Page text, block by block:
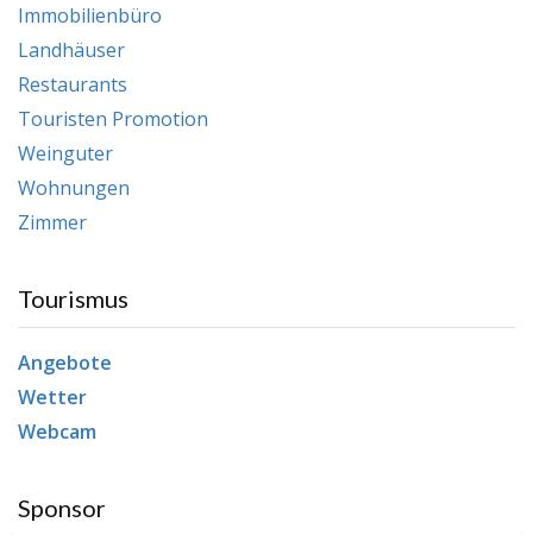
Immobilienbüro
Landhäuser
Restaurants
Touristen Promotion
Weinguter
Wohnungen
Zimmer
Tourismus
Angebote
Wetter
Webcam
Sponsor